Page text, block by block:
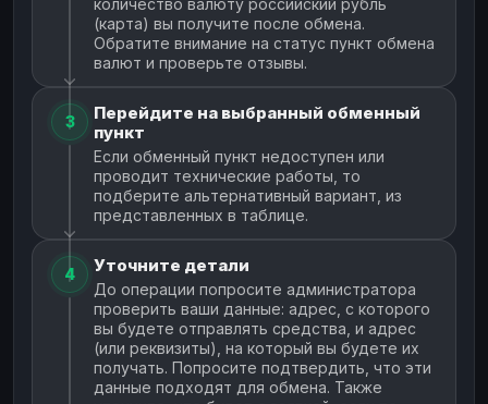
(карта) вы получите после обмена.
Обратите внимание на статус пункт обмена
валют и проверьте отзывы.
3
Перейдите на выбранный обменный
пункт
Если обменный пункт недоступен или
проводит технические работы, то
подберите альтернативный вариант, из
представленных в таблице.
4 Уточните детали
До операции попросите администратора
проверить ваши данные: адрес, с которого
вы будете отправлять средства, и адрес
(или реквизиты), на который вы будете их
получать. Попросите подтвердить, что эти
данные подходят для обмена. Также